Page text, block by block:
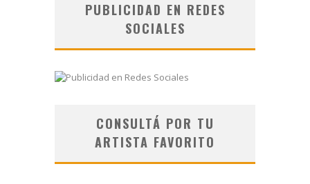
PUBLICIDAD EN REDES
SOCIALES
CONSULTÁ POR TU
ARTISTA FAVORITO